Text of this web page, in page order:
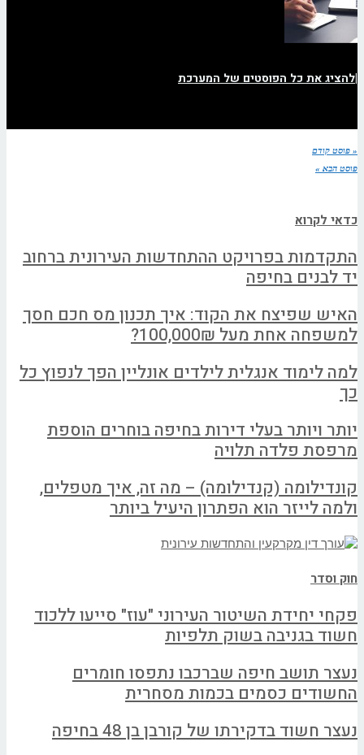
|להציג את כל הפוסטים של המערכת
« פוסט קודם
פוסט הבא »
כדאי לקרוא
התקדמות בפרויקט ההתחדשות העירונית ברחוב
יד לבנים בחיפה
האיש שפיצח את הקוד: איך תכנון מס חכם חסך
למשפחה אחת מעל 100,000₪?
למה לימוד אנגלית לילדים אונליין הפך לנפוץ כל
כך
יותר ויותר בעלי דירות בחיפה בוחרים הוספת
מרפסת פלדה תלויה
קונדילומה (קנדילומה) – מה זה, איך מטפלים,
ולמה לייזר הוא הפתרון היעיל ביותר
חוק וסדר
פקחי יחידת השיטור העירוני "עוז" סייעו ללכוד
חשוד בגניבה בשוק תלפיות
נעצר תושב חיפה שברכבו נתפסו חומרים
החשודים כסמים בכמות מסחרית
נעצר חשוד בדקירתו של קורבן בן 48 בחיפה